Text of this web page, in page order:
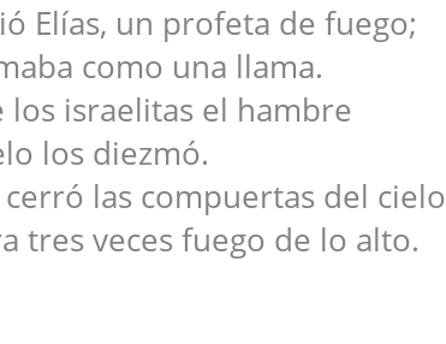
Elías, un profeta de fuego;
como una llama.
los israelitas el hambre
los diezmó.
las compuertas del cielo
tres veces fuego de lo alto.